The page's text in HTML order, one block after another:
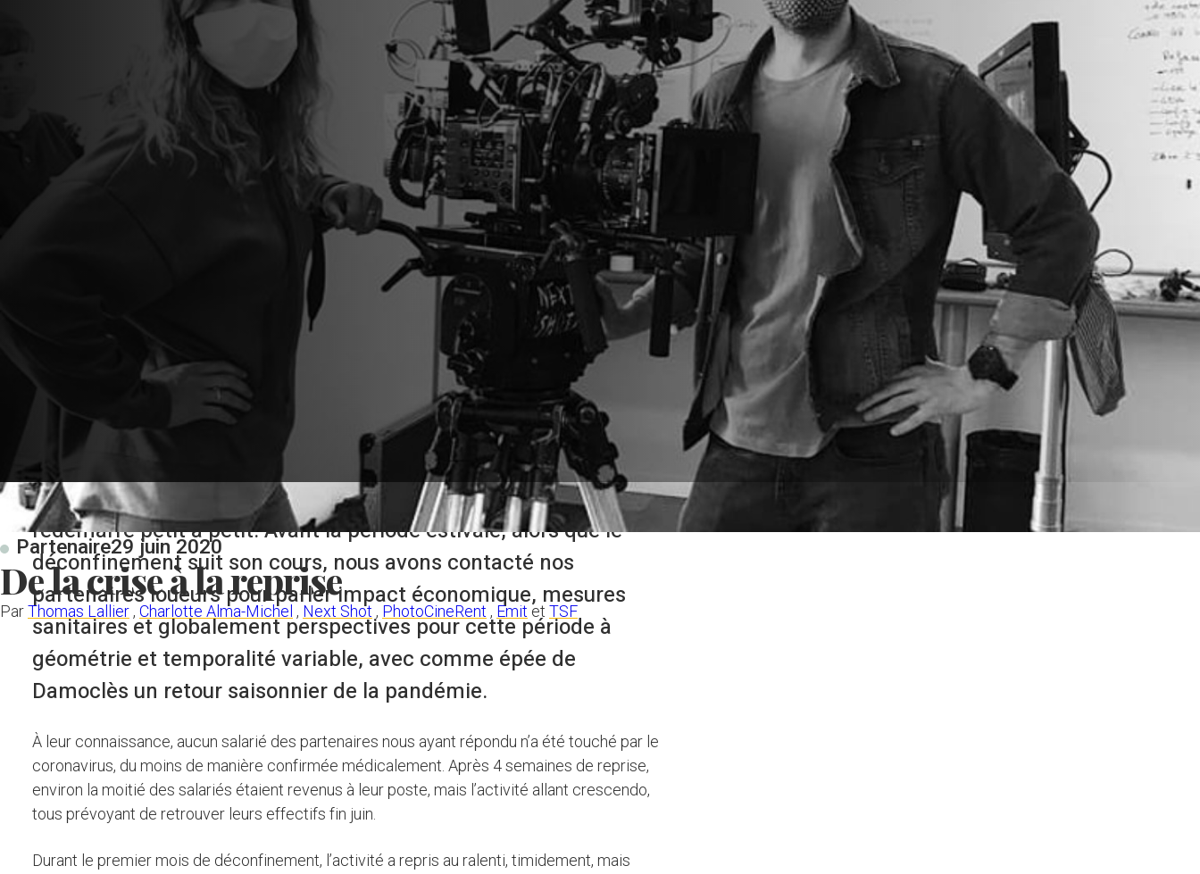
Partenaire29 juin 2020
De la crise à la reprise
ParThomas Lallier, Charlotte Alma-Michel , Next Shot , PhotoCineRent , Emit et TSF
Après 67 jours de confinement, notre secteur professionnel
redémarre petit à petit. Avant la période estivale, alors que le
déconfinement suit son cours, nous avons contacté nos
partenaires loueurs pour parler impact économique, mesures
sanitaires et globalement perspectives pour cette période à
géométrie et temporalité variable, avec comme épée de
Damoclès un retour saisonnier de la pandémie.
À leur connaissance, aucun salarié des partenaires nous ayant répondu n’a été touché par le
coronavirus, du moins de manière confirmée médicalement. Après 4 semaines de reprise,
environ la moitié des salariés étaient revenus à leur poste, mais l’activité allant crescendo,
tous prévoyant de retrouver leurs effectifs fin juin.
Durant le premier mois de déconfinement, l’activité a repris au ralenti, timidement, mais